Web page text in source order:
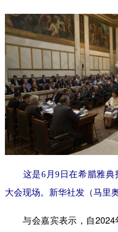
辽宁 吉林
浙江 安徽
山东 河南
广东 广西
四川 贵州
陕西 甘肃
内蒙古
多语种频道
English Español
Русский язык
这是6月9日在希腊雅典
大会现场。新华社发（马里
与会嘉宾表示，自2024